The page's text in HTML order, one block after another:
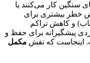
سنگین کار می‌کنند یا
خطر بیشتری برای
و کاهش تراکم
پیشگیرانه برای حفظ و
اینجاست که نقش مکمل